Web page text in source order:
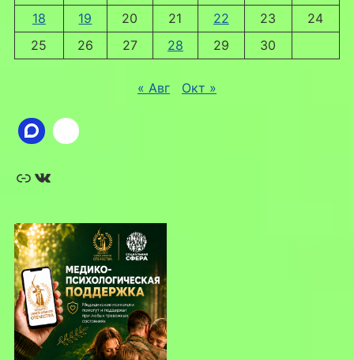
18
19 20 21 22 23
24
25
26 27 28 29 30
« Авг Окт »
Ссылка